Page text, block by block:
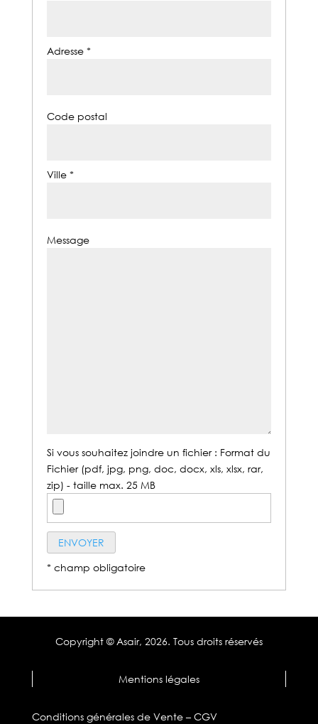
Adresse *
Code postal
Ville *
Message
Si vous souhaitez joindre un fichier : Format du
Fichier (pdf, jpg, png, doc, docx, xls, xlsx, rar,
zip) - taille max. 25 MB
* champ obligatoire
Copyright © Asair, 2026. Tous droits réservés
Mentions légales
Conditions générales de Vente – CGV